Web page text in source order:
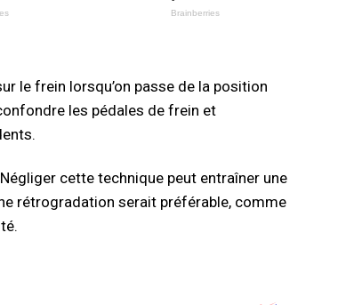
le frein lorsqu’on passe de la position
les pédales de frein et
cette technique peut entraîner une
rétrogradation serait préférable, comme